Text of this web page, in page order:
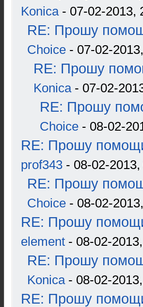
Konica- 07-02-2013,
RE: Прошу
Choice - 07-02-
RE: Прошу
Konica- 07-02-
RE: Прошу
Choice - 08-02-
RE: Прошу
prof343 - 08-02-
RE: Прошу
Choice - 08-02-
RE: Прошу
element - 08-02-
RE: Прошу
Konica- 08-02-
RE: Прошу